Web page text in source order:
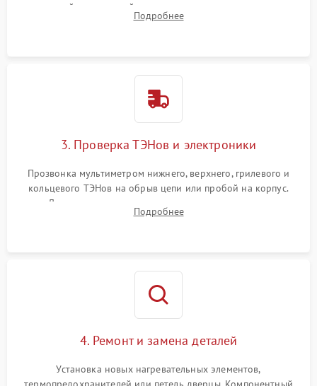
задней или верхней панели для прямого доступа к
нагревательным элементам, плате и вентиляторам.
Подробнее
3. Проверка ТЭНов и электроники
Прозвонка мультиметром нижнего, верхнего, грилевого и
кольцевого ТЭНов на обрыв цепи или пробой на корпус.
Диагностика термостата, датчиков температуры,
переключателя режимов и мотора конвекции.
Подробнее
4. Ремонт и замена деталей
Установка новых нагревательных элементов,